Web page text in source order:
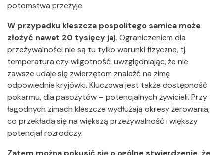
potomstwa przeżyje.
W przypadku kleszcza pospolitego samica może
złożyć nawet 20 tysięcy jaj. Ograniczeniem dla
przeżywalności nie są tu tylko warunki fizyczne, tj.
temperatura czy wilgotność, uwzględniając, że nie
zawsze udaje się zwierzętom znaleźć na zimę
odpowiednie kryjówki. Kluczowa jest także dostępność
pokarmu, dla pasożytów – potencjalnych żywicieli. Przy
łagodnych zimach kleszcze wydłużają okresy żerowania,
co przekłada się na większą przeżywalność i większy
potencjał rozrodczy.
Zatem można pokusić się o ogólne stwierdzenie, że